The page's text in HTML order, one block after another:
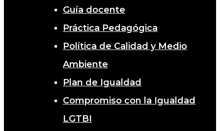
Guía docente
Práctica Pedagógica
Política de Calidad y Medio
Ambiente
Plan de Igualdad
Compromiso con la Igualdad
LGTBI